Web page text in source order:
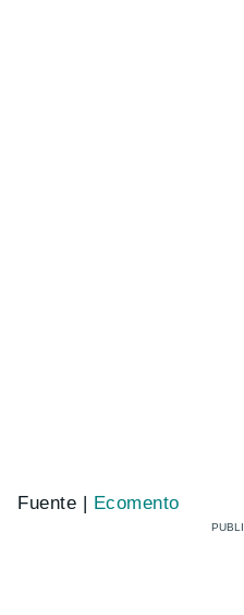
Fuente | Ecomento